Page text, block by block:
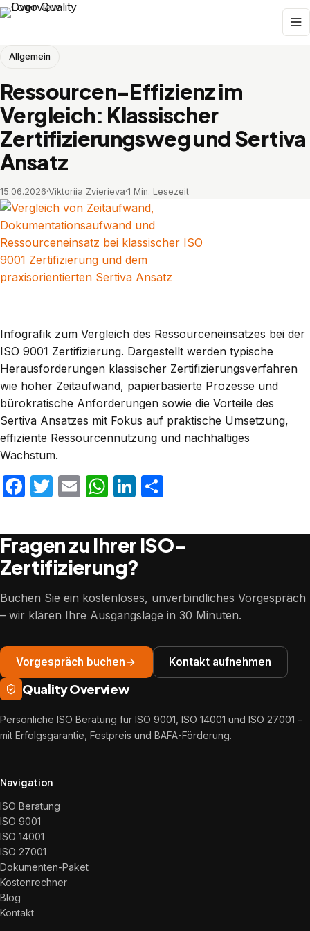
Allgemein
Ressourcen-Effizienz im
Vergleich: Klassischer
Zertifizierungsweg und Sertiva
Ansatz
15.06.2026·Viktoriia Zvierieva·1 Min. Lesezeit
Infografik zum Vergleich des Ressourceneinsatzes bei der
ISO 9001 Zertifizierung. Dargestellt werden typische
Herausforderungen klassischer Zertifizierungsverfahren
wie hoher Zeitaufwand, papierbasierte Prozesse und
bürokratische Anforderungen sowie die Vorteile des
Sertiva Ansatzes mit Fokus auf praktische Umsetzung,
effiziente Ressourcennutzung und nachhaltiges
Wachstum.
Facebook
Twitter
EmailWhatsApp
LinkedIn
Fragen zu Ihrer ISO-
Zertifizierung?
Buchen Sie ein kostenloses, unverbindliches Vorgespräch
– wir klären Ihre Ausgangslage in 30 Minuten.
Vorgespräch buchen Kontakt aufnehmen
Quality Overview
Persönliche ISO Beratung für ISO 9001, ISO 14001 und ISO 27001 –
mit Erfolgsgarantie, Festpreis und BAFA-Förderung.
Navigation
ISO Beratung
ISO 9001
ISO 14001
ISO 27001
Dokumenten-Paket
Kostenrechner
Blog
Kontakt